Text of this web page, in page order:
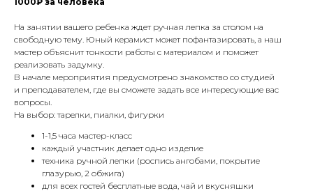
На занятии вашего ребенка ждет ручная лепка за столом на
свободную тему. Юный керамист может пофантазировать, а наш
мастер объяснит тонкости работы с материалом и поможет
реализовать задумку.
В начале мероприятия предусмотрено знакомство со студией
и преподавателем, где вы сможете задать все интересующие вас
вопросы.
На выбор: тарелки, пиалки, фигурки
1-1,5 часа мастер-класс
каждый участник делает одно изделие
техника ручной лепки (роспись ангобами, покрытие
глазурью, 2 обжига)
для всех гостей бесплатные вода, чай и вкусняшки